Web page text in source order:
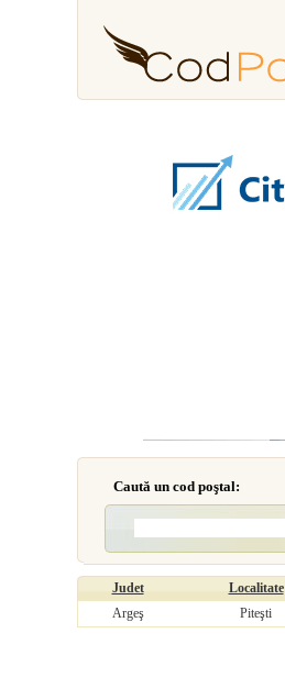
Caută un cod poştal:
Judet Localitate
Argeş
Piteşti